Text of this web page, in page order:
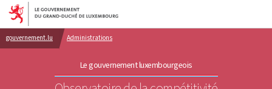
Aller au menu principal
Aller au contenu
gouvernement.lu Administrations
Le gouvernement luxembourgeois